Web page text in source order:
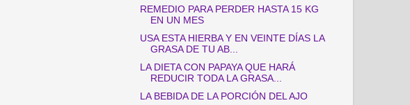
REMEDIO PARA PERDER HASTA 15 KG
EN UN MES
USA ESTA HIERBA Y EN VEINTE DÍAS LA
GRASA DE TU AB...
LA DIETA CON PAPAYA QUE HARÁ
REDUCIR TODA LA GRASA...
LA BEBIDA DE LA PORCIÓN DEL AJO